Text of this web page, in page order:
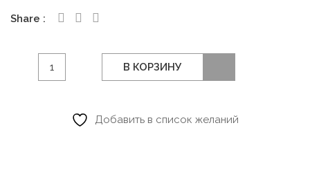
Share
Количество
товара
беспроводной
В КОРЗИНУ
Добавить в список желаний